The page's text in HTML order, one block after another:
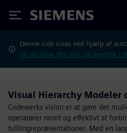
Siemens
Denne side vises ved hjælp af
Vil du have den vist på engelsk i
Visual Hierarchy Modeler
Codewerks vision er at gøre det
operatører nemt og effektivt at
tvillingrepræsentationer. Med en